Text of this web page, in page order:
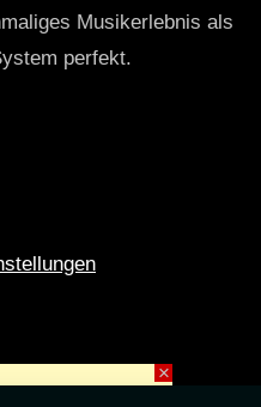
Musikerlebnis als
perfekt.
×